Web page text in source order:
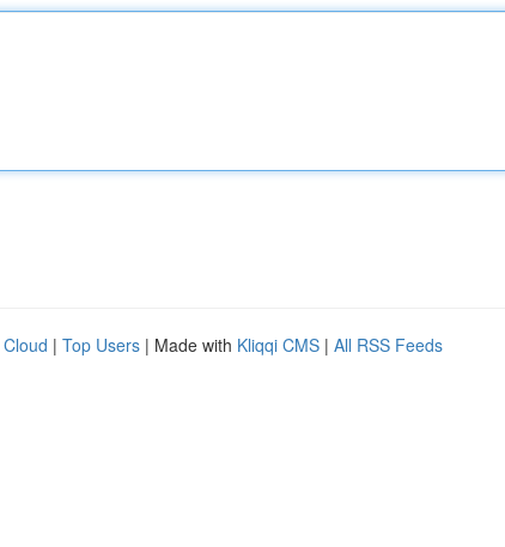
| Top Users | Made with Kliqqi CMS | All RSS Feeds